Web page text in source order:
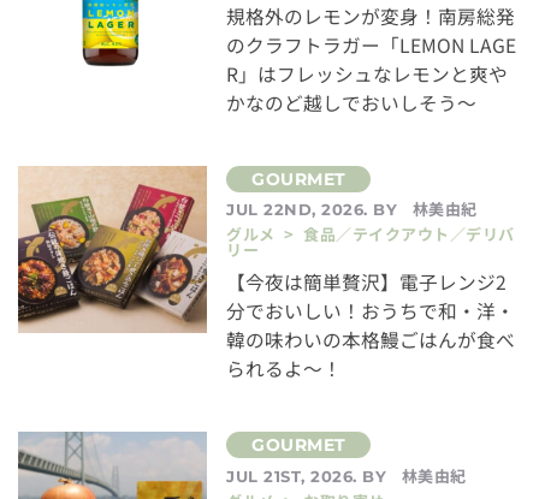
規格外のレモンが変身！南房総発
のクラフトラガー「LEMON LAGE
R」はフレッシュなレモンと爽や
かなのど越しでおいしそう～
JUL 22ND, 2026. BY
林美由紀
グルメ > 食品／テイクアウト／デリバ
リー
【今夜は簡単贅沢】電子レンジ2
分でおいしい！おうちで和・洋・
韓の味わいの本格鰻ごはんが食べ
られるよ～！
JUL 21ST, 2026. BY
林美由紀